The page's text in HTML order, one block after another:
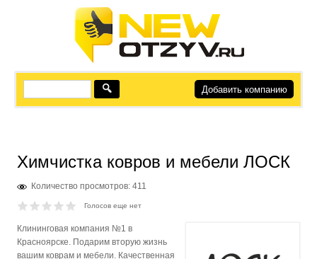
Добавить компанию
Химчистка ковров и мебели ЛОСК
Количество просмотров: 411
Голосов еще нет
Клининговая компания №1 в
Красноярске. Подарим вторую жизнь
вашим коврам и мебели. Качественная